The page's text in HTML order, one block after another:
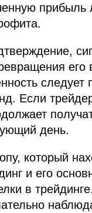
прибыль
его
Если
день.
который
и его
в